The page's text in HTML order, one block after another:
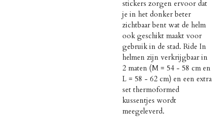
stickers zorgen ervoor dat
je in het donker beter
zichtbaar bent wat de helm
ook geschikt maakt voor
gebruik in de stad. Ride In
helmen zijn verkrijgbaar in
2 maten (M = 54 - 58 cm en
L = 58 - 62 cm) en een extra
set thermoformed
kussentjes wordt
meegeleverd.